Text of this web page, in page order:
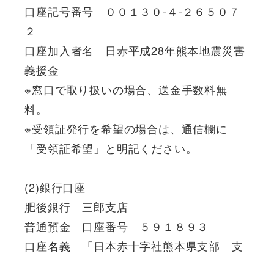
口座記号番号 ００１３０-４-２６５０７
２
口座加入者名 日赤平成28年熊本地震災害
義援金
※窓口で取り扱いの場合、送金手数料無
料。
※受領証発行を希望の場合は、通信欄に
「受領証希望」と明記ください。
(2)銀行口座
肥後銀行 三郎支店
普通預金 口座番号 ５９１８９３
口座名義 「日本赤十字社熊本県支部 支